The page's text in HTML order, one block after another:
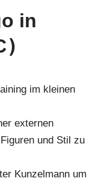
in
)
im kleinen
externen
und Stil zu
Kunzelmann um